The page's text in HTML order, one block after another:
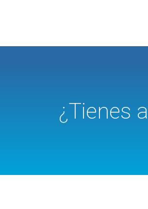
¿Tienes